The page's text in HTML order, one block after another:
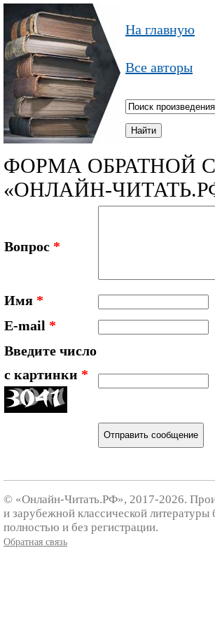
На главную
Все авторы
ФОРМА ОБРАТНОЙ
«ОНЛАЙН-
Вопрос *
Имя *
E-mail *
Введите число
с картинки *
© «Онлайн-Читать.РФ», 2017-2026.
и зарубежной классической литературы
полностью и без регистрации.
Обратная связь